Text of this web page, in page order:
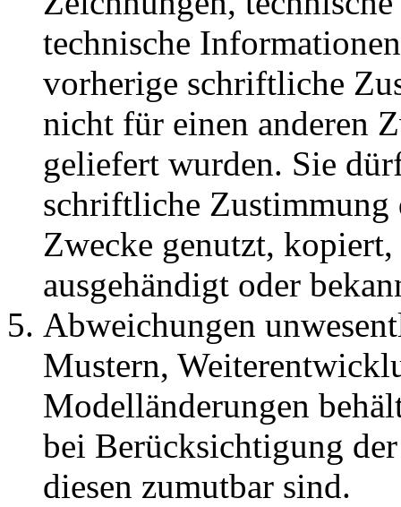
technische
vorherige schriftliche
nicht für einen anderen
geliefert wurden. Sie
schriftliche Zustimmung
Zwecke genutzt,
ausgehändigt oder
Abweichungen
Mustern,
Modelländerungen
bei Berücksichtigung
diesen zumutbar sind.